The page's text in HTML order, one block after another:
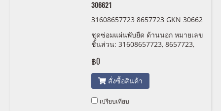
306621
31608657723 8657723 GKN 30662
ชุดซ่อมแผ่นพับยืด ด้านนอก หมายเลข
ชิ้นส่วน: 31608657723, 8657723,
฿0
สั่งซื้อสินค้า
เปรียบเทียบ